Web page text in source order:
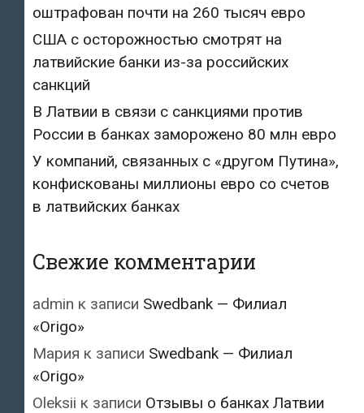
оштрафован почти на 260 тысяч евро
США с осторожностью смотрят на
латвийские банки из-за российских
санкций
В Латвии в связи с санкциями против
России в банках заморожено 80 млн евро
У компаний, связанных с «другом Путина»,
конфискованы миллионы евро со счетов
в латвийских банках
Свежие комментарии
admin к записи Swedbank — Филиал
«Origo»
Мария к записи Swedbank — Филиал
«Origo»
Oleksii к записи Отзывы о банках Латвии